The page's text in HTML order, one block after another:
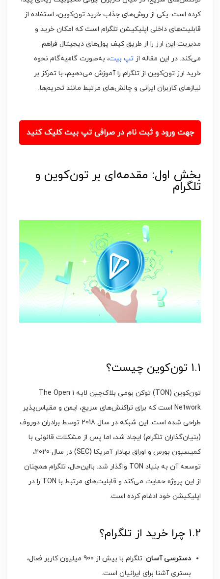
کرده است. یکی از روش‌های جذاب خرید تون‌کوین، استفاده از
قابلیت‌های داخلی اپلیکیشن تلگرام است که امکان خرید و
مدیریت این ارز را از طریق کیف پول‌های دیجیتال فراهم
می‌کند. در این مقاله از تپ بیت، به‌صورت گام‌به‌گام نحوه
خرید ارز تون‌کوین از تلگرام را آموزش می‌دهیم، با تمرکز بر
نیازهای کاربران ایرانی و چالش‌های مرتبط مانند تحریم‌ها.
جهت ورود و ثبت نام در صرافی تپ بیت کلیک کنید
بخش اول: مقدمه‌ای بر تون‌کوین و
تلگرام
1.1 تون‌کوین چیست؟
تون‌کوین (TON) توکن بومی بلاک‌چین لایه ۱ The Open
Network است که برای تراکنش‌های سریع، ایمن و مقیاس‌پذیر
طراحی شده است. این شبکه در سال 2018 توسط برادران دوروف
(بنیان‌گذاران تلگرام) ایجاد شد، اما پس از مشکلات قانونی با
کمیسیون بورس و اوراق بهادار آمریکا (SEC) در سال 2020،
توسعه آن به بنیاد TON واگذار شد. بااین‌حال، تلگرام همچنان
از این پروژه حمایت می‌کند و قابلیت‌های مرتبط با TON را در
اپلیکیشن خود ادغام کرده است.
1.2 چرا خرید از تلگرام؟
دسترسی آسان
: تلگرام با بیش از 900 میلیون کاربر فعال،
بستری آشنا برای ایرانیان است.